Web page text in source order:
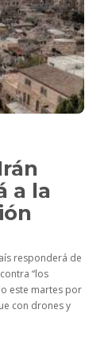
a la
responderá de
“los
este martes por
con drones y